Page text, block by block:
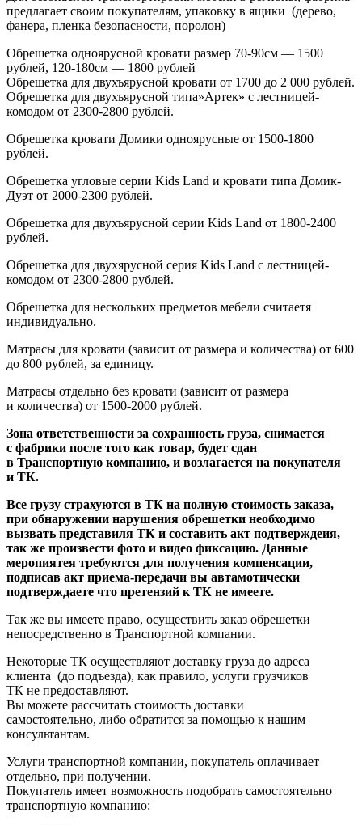
предлагает своим покупателям, упаковку в ящики (дерево,
фанера, пленка безопасности, поролон)
Обрешетка одноярусной кровати размер 70-90см — 1500
рублей, 120-180см — 1800 рублей
Обрешетка для двухъярусной кровати от 1700 до 2 000 рублей.
Обрешетка для двухъярусной типа»Артек» с лестницей-
комодом от 2300-2800 рублей.
Обрешетка кровати Домики одноярусные от 1500-1800
рублей.
Обрешетка угловые серии Kids Land и кровати типа Домик-
Дуэт от 2000-2300 рублей.
Обрешетка для двухъярусной серии Kids Land от 1800-2400
рублей.
Обрешетка для двухярусной серия Kids Land с лестницей-
комодом от 2300-2800 рублей.
Обрешетка для нескольких предметов мебели считаетя
индивидуально.
Матрасы для кровати (зависит от размера и количества) от 600
до 800 рублей, за единицу.
Матрасы отдельно без кровати (зависит от размера
и количества) от 1500-2000 рублей.
Зона ответственности за сохранность груза, снимается
с фабрики после того как товар, будет сдан
в Транспортную компанию, и возлагается на покупателя
и ТК.
Все грузу страхуются в ТК на полную стоимость заказа,
при обнаружении нарушения обрешетки необходимо
вызвать представиля ТК и составить акт подтверждеия,
так же произвести фото и видео фиксацию. Данные
меропиятея требуются для получения компенсации,
подписав акт приема-передачи вы автамотически
подтверждаете что претензий к ТК не имеете.
Так же вы имеете право, осуществить заказ обрешетки
непосредственно в Транспортной компании.
Некоторые ТК осуществляют доставку груза до адреса
клиента (до подъезда), как правило, услуги грузчиков
ТК не предоставляют.
Вы можете рассчитать стоимость доставки
самостоятельно, либо обратится за помощью к нашим
консультантам.
Услуги транспортной компании, покупатель оплачивает
отдельно, при получении.
Покупатель имеет возможность подобрать самостоятельно
транспортную компанию: